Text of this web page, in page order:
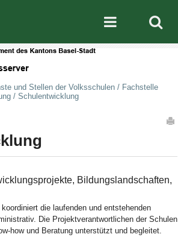
Mobile
und Stellen der Volksschulen / Fachstelle
/ Schulentwicklung
Bildungslandschaften,
die laufenden und entstehenden
Die Projektverantwortlichen der Schulen
how und Beratung unterstützt und begleitet.